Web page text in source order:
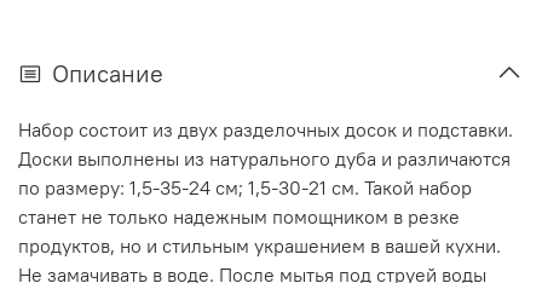
Описание
Набор состоит из двух разделочных досок и подставки.
Доски выполнены из натурального дуба и различаются
по размеру: 1,5-35-24 см; 1,5-30-21 см. Такой набор
станет не только надежным помощником в резке
продуктов, но и стильным украшением в вашей кухни.
Не замачивать в воде. После мытья под струей воды